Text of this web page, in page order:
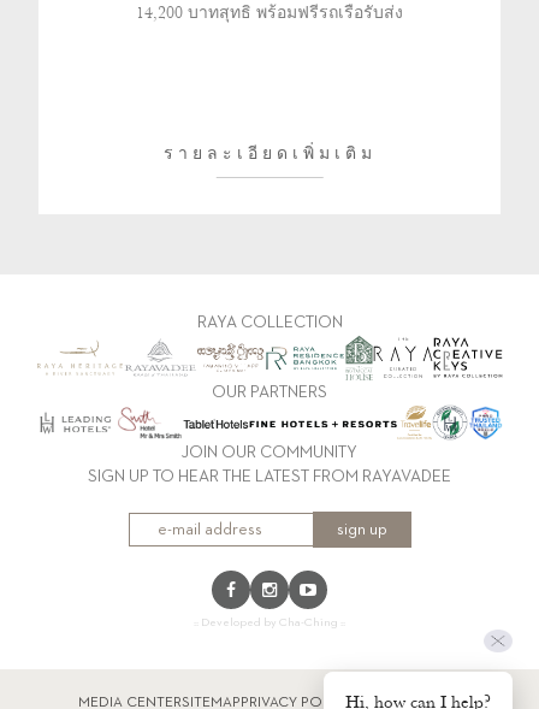
14,200 บาทสุทธิ พร้อมฟรีรถเรือรับส่ง
รายละเอียดเพิ่มเติม
RAYA COLLECTION
OUR PARTNERS
JOIN OUR COMMUNITY
SIGN UP TO HEAR THE LATEST FROM RAYAVADEE
sign up
:: Developed by Cha-Ching ::
MEDIA CENTERSITEMAP PRIVACY POLICYหมายเหตุโรงแรม
Hi, how can I help?